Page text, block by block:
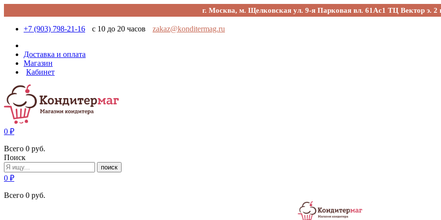
г. Москва, м. Щелковская ул. 9-я Парковая вл. 61Ас1 ТЦ Вектор э. 2
+7 (903) 798-21-16 с 10 до 20 часов zakaz@konditermag.ru
Доставка и оплата
Магазин
Кабинет
0 ₽
Всего 0 руб.
Поиск
поиск
0 ₽
Всего 0 руб.